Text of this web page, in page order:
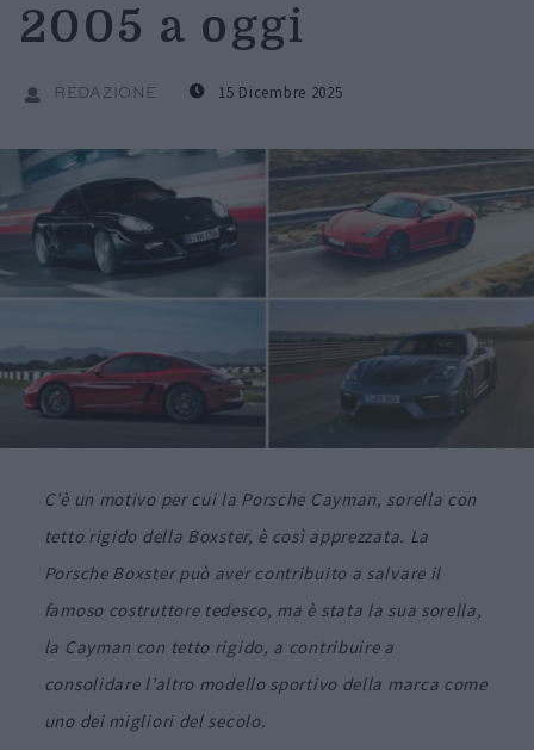
2005 a oggi
REDAZIONE 15 Dicembre 2025
C’è un motivo per cui la Porsche Cayman, sorella con
tetto rigido della Boxster, è così apprezzata. La
Porsche Boxster può aver contribuito a salvare il
famoso costruttore tedesco, ma è stata la sua sorella,
la Cayman con tetto rigido, a contribuire a
consolidare l’altro modello sportivo della marca come
uno dei migliori del secolo.